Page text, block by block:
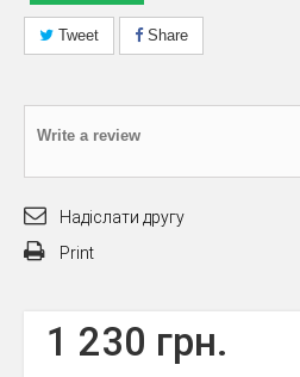
Tweet Share
Write a review
Надіслати другу
Print
1 230 грн.